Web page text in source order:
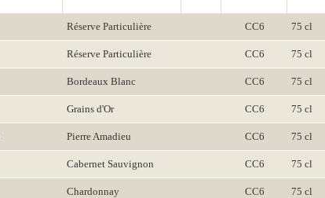
Réserve Particulière CC6 75 cl
Réserve Particulière CC6 75 cl
Bordeaux Blanc CC6 75 cl
Grains d'Or CC6 75 cl
Pierre Amadieu CC6 75 cl
Cabernet Sauvignon CC6 75 cl
Chardonnay CC6 75 cl